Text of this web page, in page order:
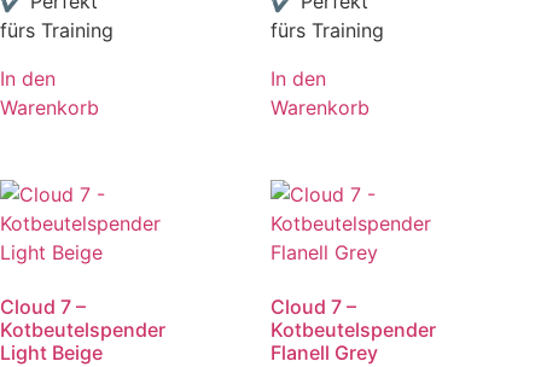
fürs Training
In den
Warenkorb
fürs Training
In den
Warenkorb
Cloud 7 –
Kotbeutelspender
Light Beige
Cloud 7 –
Kotbeutelspender
Flanell Grey